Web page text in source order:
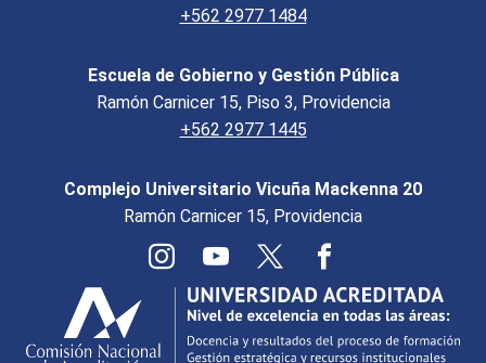
+562 2977 1484
Escuela de Gobierno y Gestión Pública
Ramón Carnicer 15, Piso 3, Providencia
+562 2977 1445
Complejo Universitario Vicuña Mackenna 20
Ramón Carnicer 15, Providencia